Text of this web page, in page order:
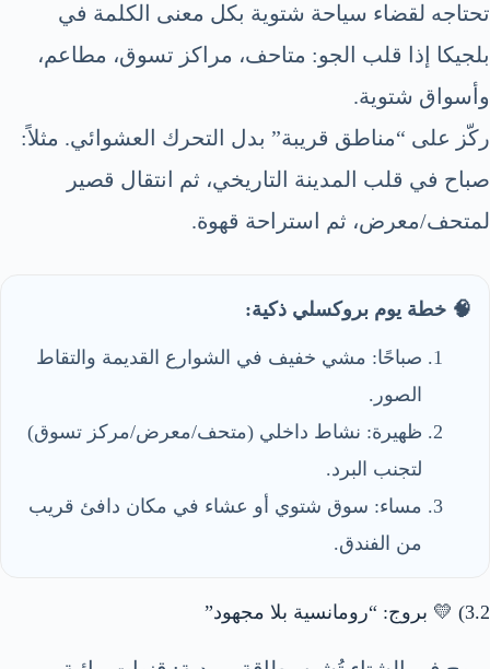
تحتاجه لقضاء سياحة شتوية بكل معنى الكلمة في
بلجيكا إذا قلب الجو: متاحف، مراكز تسوق، مطاعم،
وأسواق شتوية.
ركّز على “مناطق قريبة” بدل التحرك العشوائي. مثلاً:
صباح في قلب المدينة التاريخي، ثم انتقال قصير
لمتحف/معرض، ثم استراحة قهوة.
🧠 خطة يوم بروكسلي ذكية:
صباحًا: مشي خفيف في الشوارع القديمة والتقاط
الصور.
ظهيرة: نشاط داخلي (متحف/معرض/مركز تسوق)
لتجنب البرد.
مساء: سوق شتوي أو عشاء في مكان دافئ قريب
من الفندق.
3.2) 💛 بروج: “رومانسية بلا مجهود”